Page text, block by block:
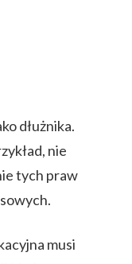
dłużnika.
nie
tych praw
musi